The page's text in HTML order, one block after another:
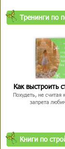
Тренинги по
Как выстроить
Похудеть, не считая
запрета
Книги по